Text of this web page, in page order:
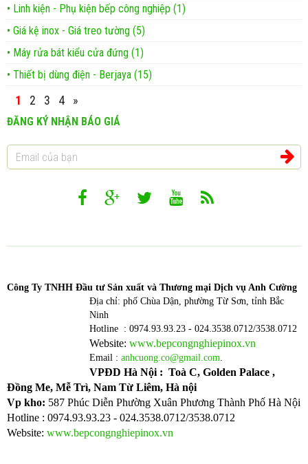
• Linh kiện - Phụ kiện bếp công nghiệp (1)
• Giá kệ inox - Giá treo tường (5)
• Máy rửa bát kiểu cửa đứng (1)
• Thiết bị dùng điện - Berjaya (15)
1 2 3 4 »
ĐĂNG KÝ NHẬN BÁO GIÁ
Công Ty TNHH Đầu tư Sản xuất và Thương mại Dịch vụ Anh Cường
Địa chỉ: phố Chùa Dận, phường Từ Sơn, tỉnh Bắc
Ninh
Hotline : 0974.93.93.23 - 024.3538.0712/3538.0712
Website: www.bepcongnghiepinox.vn
Email : anhcuong.co@gmail.com.
VPĐD Hà Nội : Toà C, Golden Palace ,
Đồng Me, Mễ Trì, Nam Từ Liêm, Hà nội
Vp kho: 587 Phúc Diễn Phường Xuân Phương Thành Phố Hà Nội
Hotline : 0974.93.93.23 - 024.3538.0712/3538.0712
Website: www.bepcongnghiepinox.vn